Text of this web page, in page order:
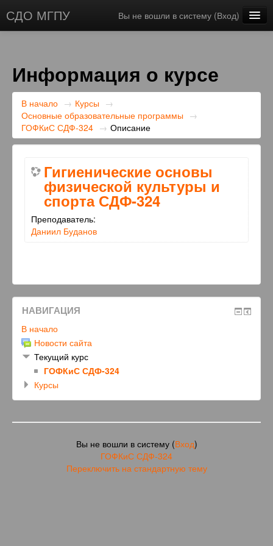
СДО МГПУ Вы не вошли в систему (Вход)
Информация о курсе
В начало → Курсы →
Основные образовательные программы →
ГОФКиС СДФ-324 → Описание
Гигиенические основы
физической культуры и
спорта СДФ-324
Преподаватель:
Даниил Буданов
НАВИГАЦИЯ
В начало
Новости сайта
Текущий курс
ГОФКиС СДФ-324
Курсы
Вы не вошли в систему (Вход)
ГОФКиС СДФ-324
Переключить на стандартную тему